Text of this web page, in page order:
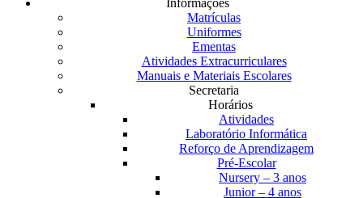
Matrículas
Uniformes
Ementas
Atividades Extracurriculares
Manuais e Materiais Escolares
Secretaria
Horários
Atividades
Laboratório Informática
Reforço de Aprendizagem
Pré-Escolar
Nursery – 3 anos
Junior – 4 anos